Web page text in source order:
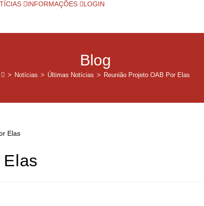
INFORMAÇÕES LOGIN
Blog
> Notícias > Últimas Notícias > Reunião Projeto OAB Por Elas